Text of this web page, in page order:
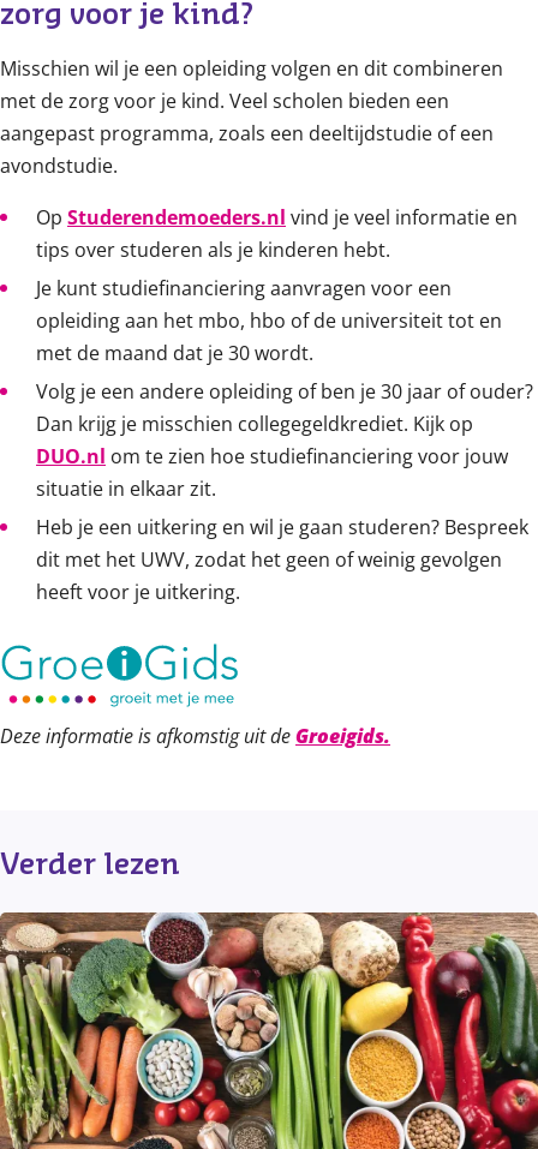
zorg voor je kind?
Misschien wil je een opleiding volgen en dit combineren
met de zorg voor je kind. Veel scholen bieden een
aangepast programma, zoals een deeltijdstudie of een
avondstudie.
Op Studerendemoeders.nl vind je veel informatie en
tips over studeren als je kinderen hebt.
Je kunt studiefinanciering aanvragen voor een
opleiding aan het mbo, hbo of de universiteit tot en
met de maand dat je 30 wordt.
Volg je een andere opleiding of ben je 30 jaar of ouder?
Dan krijg je misschien collegegeldkrediet. Kijk op
DUO.nl om te zien hoe studiefinanciering voor jouw
situatie in elkaar zit.
Heb je een uitkering en wil je gaan studeren? Bespreek
dit met het UWV, zodat het geen of weinig gevolgen
heeft voor je uitkering.
Deze informatie is afkomstig uit deGroeigids.
Verder lezen